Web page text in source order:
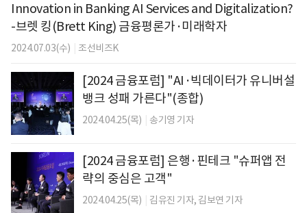
Innovation in Banking AI Services and Digitalization?
-브렛 킹(Brett King) 금융평론가·미래학자
2024.07.03(수) 조선비즈K
[2024 금융포럼] "AI·빅데이터가 유니버설
뱅크 성패 가른다"(종합)
2024.04.25(목) 송기영 기자
[2024 금융포럼] 은행·핀테크 "슈퍼앱 전
략의 중심은 고객"
2024.04.25(목) 김유진 기자, 김보연 기자